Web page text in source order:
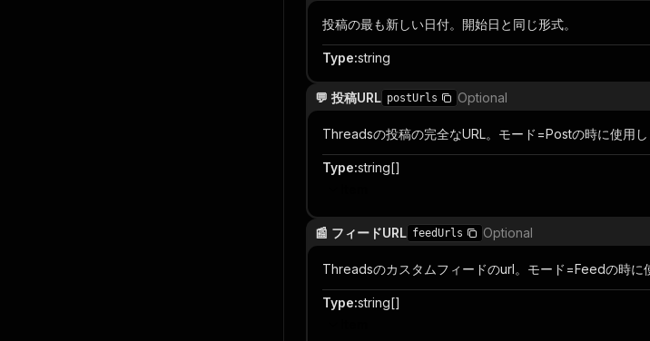
投稿の最も新しい日付。開始日と同じ形式。
Type:string
💬 投稿URL postUrls Optional
Threadsの投稿の完全なURL。モード=Postの時に使用し
Type:string[]
📰 フィードURL feedUrls Optional
Threadsのカスタムフィードのurl。モード=Feedの時に
Type:string[]